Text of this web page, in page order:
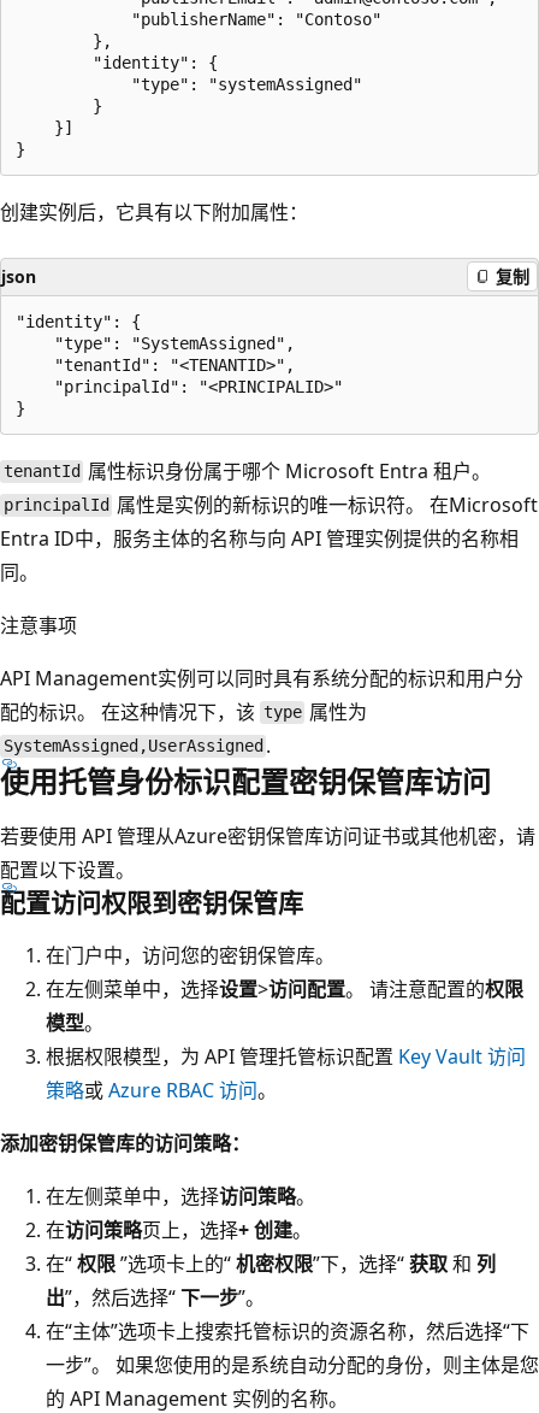
            "publisherName": "Contoso"
        },
        "identity": {
            "type": "systemAssigned"
        }
    }]
创建实例后，它具有以下附加属性：
json 复制
"identity": {
    "type": "SystemAssigned",
    "tenantId": "<TENANTID>",
    "principalId": "<PRINCIPALID>"
tenantId 属性标识身份属于哪个 Microsoft Entra 租户。
principalId 属性是实例的新标识的唯一标识符。 在Microsoft
Entra ID中，服务主体的名称与向 API 管理实例提供的名称相
同。
注意事项
API Management实例可以同时具有系统分配的标识和用户分
配的标识。 在这种情况下，该 type 属性为
SystemAssigned,UserAssigned .
使用托管身份标识配置密钥保管库访问
若要使用 API 管理从Azure密钥保管库访问证书或其他机密，请
配置以下设置。
配置访问权限到密钥保管库
在门户中，访问您的密钥保管库。
在左侧菜单中，选择设置>访问配置。 请注意配置的权限
模型。
根据权限模型，为 API 管理托管标识配置 Key Vault 访问
策略或Azure RBAC 访问。
添加密钥保管库的访问策略：
在左侧菜单中，选择访问策略。
在访问策略页上，选择+ 创建。
在“权限”选项卡上的“机密权限”下，选择“获取和 列
出”，然后选择“下一步”。
在“主体”选项卡上搜索托管标识的资源名称，然后选择“下
一步”。
如果您使用的是系统自动分配的身份，则主体是您
的 API Management 实例的名称。